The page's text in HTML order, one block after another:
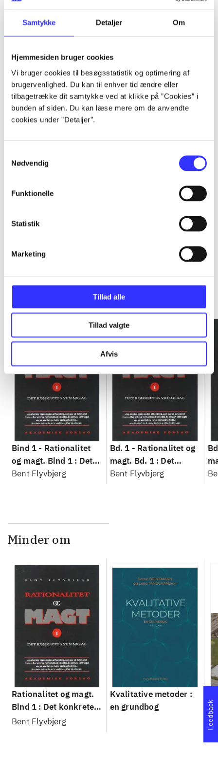
Samtykke Detaljer Om
Hjemmesiden bruger cookies
Vi bruger cookies til besøgsstatistik og optimering af
brugervenlighed. Du kan til enhver tid ændre eller
tilbagetrække dit samtykke ved at klikke på ”Cookies” i
bunden af siden. Du kan læse mere om de anvendte
cookies under ”Detaljer”.
Nødvendig
Funktionelle
Statistik
Marketing
Tillad alle
Tillad valgte
Afvis
Artikler
...
...
Bind 1 - Rationalitet
og magt. Bind 1 : Det
konkretes videnskab
Bent Flyvbjerg
Bd. 1 - Rationalitet og
magt. Bd. 1 : Det
konkretes videnskab
Bent Flyvbjerg
Minder om
Rationalitet og magt.
Bind 1 : Det konkretes
videnskab
Bent Flyvbjerg
Kvalitative metoder :
en grundbog
Feedback